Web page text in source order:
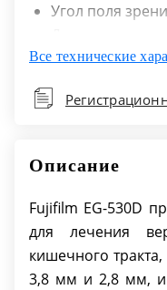
Угол поля
Диаметр гибкой
вверх: 210°
Диаметр
мм
Рабочая
Общая длина:
Все технические
Описание
Fujifilm EG-530D
для лечения
кишечного
3,8 мм и 2,8 мм, и